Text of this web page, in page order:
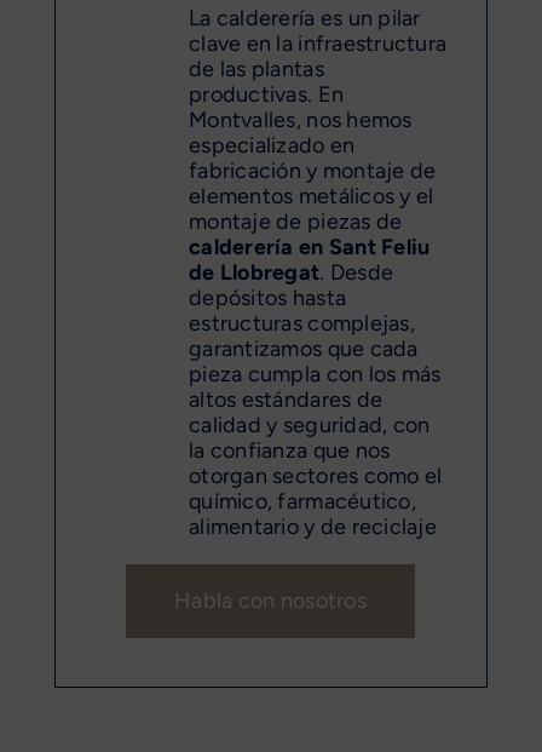
La calderería es un pilar
clave en la infraestructura
de las plantas
productivas. En
Montvalles, nos hemos
especializado en
fabricación y montaje de
elementos metálicos y el
montaje de piezas de
calderería en Sant Feliu
de Llobregat. Desde
depósitos hasta
estructuras complejas,
garantizamos que cada
pieza cumpla con los más
altos estándares de
calidad y seguridad, con
la confianza que nos
otorgan sectores como el
químico, farmacéutico,
alimentario y de reciclaje
Habla con nosotros